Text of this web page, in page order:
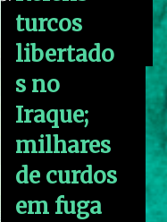
turcos
libertado
s no
Iraque;
milhares
de curdos
em fuga